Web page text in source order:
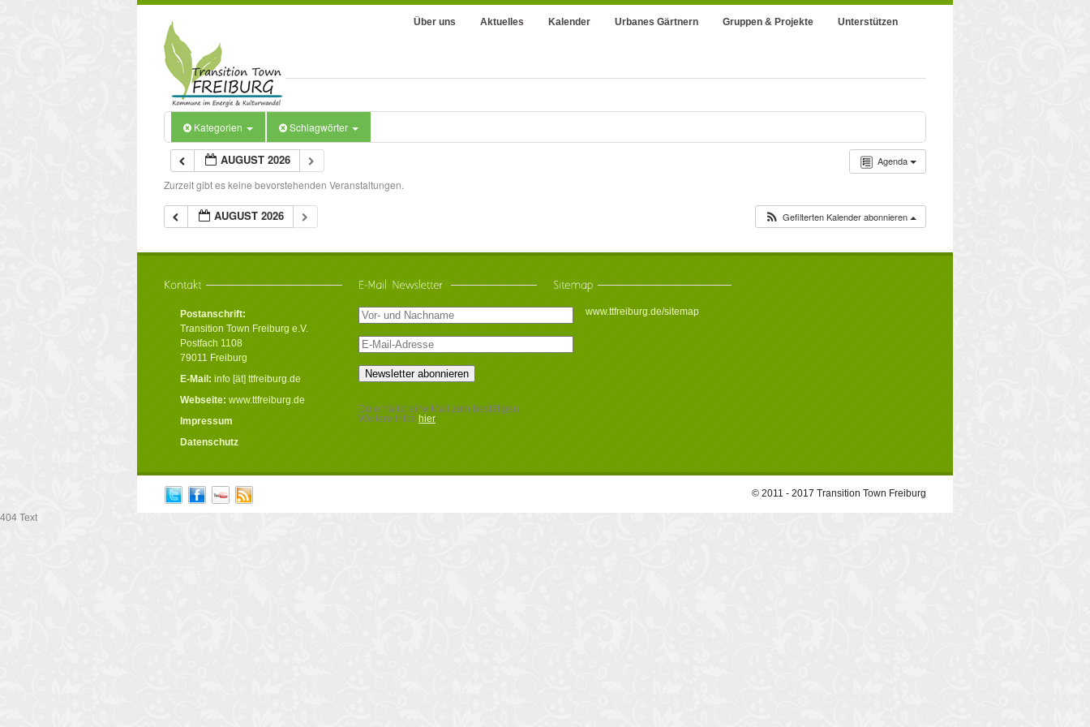
Über uns Aktuelles Kalender Urbanes Gärtnern Gruppen & Projekte Unterstützen
Kategorien Schlagwörter
Agenda
AUGUST 2026
Zurzeit gibt es keine bevorstehenden Veranstaltungen.
AUGUST 2026 Gefilterten Kalender abonnieren
Postanschrift:
Transition Town Freiburg e.V.
Postfach 1108
79011 Freiburg
E-Mail: info [ät] ttfreiburg.de
Webseite: www.ttfreiburg.de
Impressum
Datenschutz
Du erhältst eine Mail zum bestätigen.
Weitere Infos hier
.
www.ttfreiburg.de/sitemap
© 2011 - 2017 Transition Town Freiburg
404 Text